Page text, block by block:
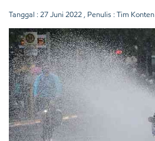
Tanggal : 27 Juni 2022 , Penulis : Tim Konten